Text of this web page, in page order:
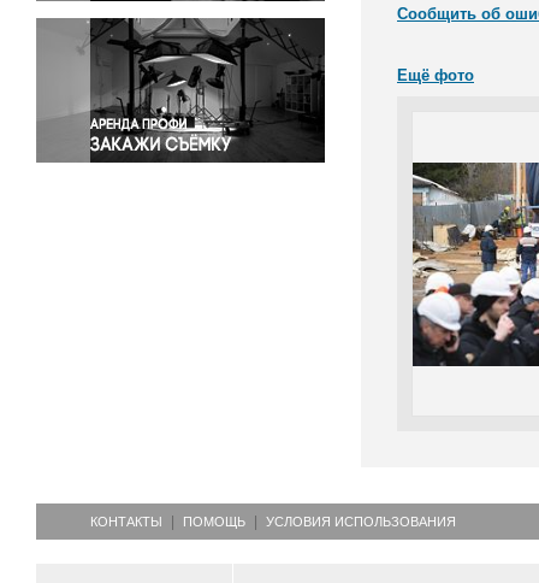
Светская жизнь
Спорт
Экология
Экономика и бизнес
Сообщить об
Ещё фото
КОНТАКТЫ ПОМОЩЬ УСЛОВИЯ ИСПОЛЬЗОВАНИЯ